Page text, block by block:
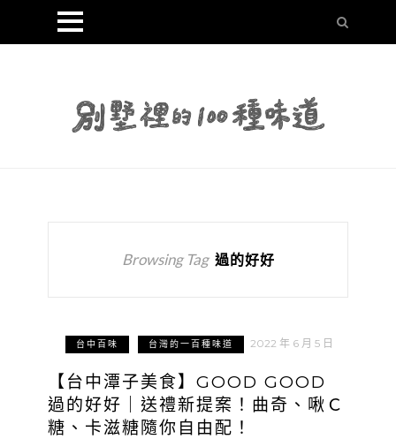
Browsing Tag 過的好好
台中百味 台灣的一百種味道 2022 年 6 月 5 日
【台中潭子美食】GOOD GOOD
過的好好｜送禮新提案！曲奇、啾Ｃ
糖、卡滋糖隨你自由配！